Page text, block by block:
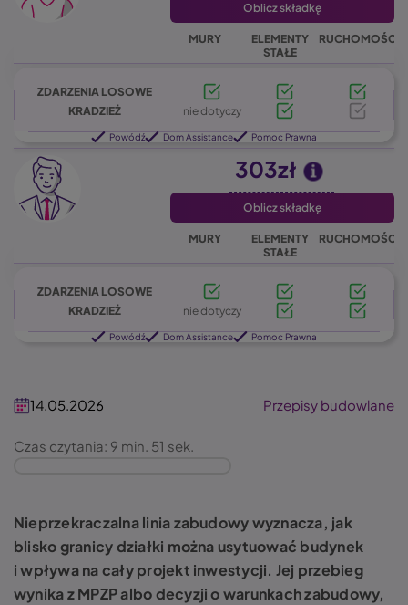
MURY
ELEMENTY
STAŁE
RUCHOMOŚCI
ZDARZENIA LOSOWE
KRADZIEŻ
nie dotyczy
Powódź Dom Assistance Pomoc Prawna
Oblicz składkę
MURY
ELEMENTY
STAŁE
RUCHOMOŚCI
ZDARZENIA LOSOWE
KRADZIEŻ
nie dotyczy
Powódź Dom Assistance Pomoc Prawna
303zł
Oblicz składkę
14.05.2026 Przepisy budowlane
Czas czytania: 9 min. 51 sek.
Nieprzekraczalna linia zabudowy wyznacza, jak
blisko granicy działki można usytuować budynek
i wpływa na cały projekt inwestycji. Jej przebieg
wynika z MPZP albo decyzji o warunkach zabudowy,